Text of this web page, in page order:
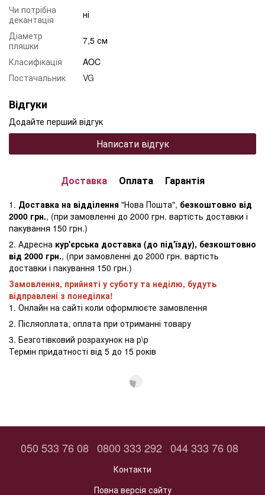
Чи потрібна
декантація
ні
Діаметр
пляшки
7,5 см
Класифікація
AOC
Постачальник
VG
Відгуки
Додайте перший відгук
Написати відгук
Доставка Оплата Гарантія
1. Доставка на відділення "Нова Пошта", безкоштовно від
2000 грн., (при замовленні до 2000 грн. вартість доставки і
пакування 150 грн.)
2. Адресна кур'єрська доставка (до під'їзду), безкоштовно
від 2000 грн., (при замовленні до 2000 грн. вартість
доставки і пакування 150 грн.)
Замовлення, прийняті у суботу та неділю, будуть
відправлені з понеділка!
1. Онлайн на сайті коли оформлюєте замовлення
2. Післяоплата, оплата при отриманні товару
3. Безготівковий розрахунок на р\р
Термін придатності від 5 до 15 років
050 533 76 08 0800 333 292 044 333 76 08
Контакти
Повна версія сайту